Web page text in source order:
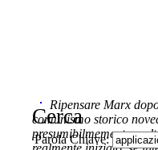
Ripensare Marx
comunismo storico
presumibilmemente
Cerca
Parola Chiave: